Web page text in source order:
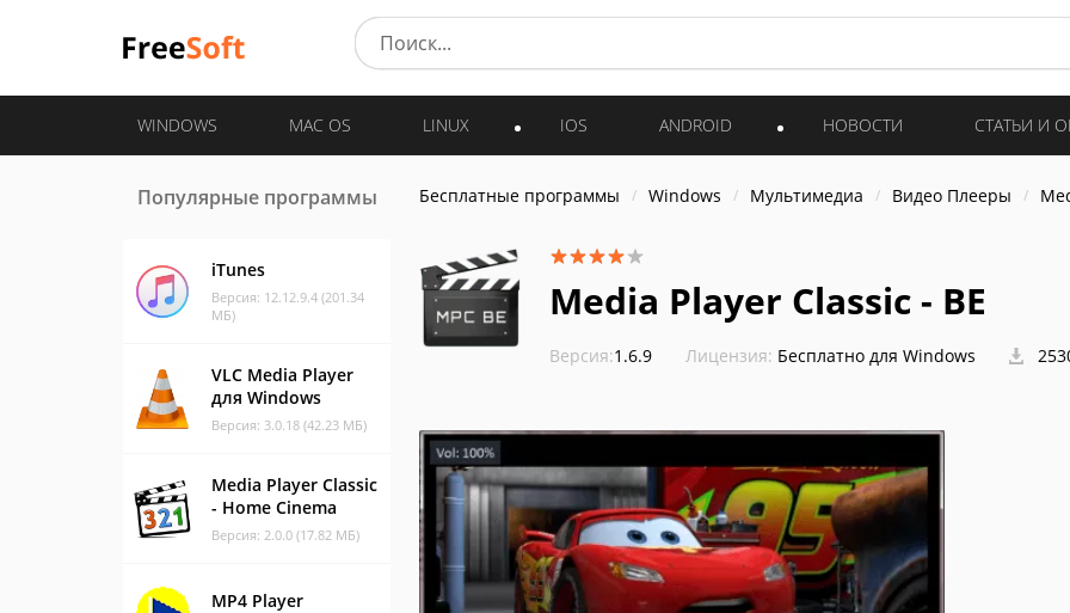
WINDOWS MAC OS LINUX IOS ANDROID НОВОСТИ СТАТЬИ И
Популярные программы
iTunes
Версия: 12.12.9.4 (201.34
МБ)
VLC Media Player
для Windows
Версия: 3.0.18 (42.23 МБ)
Media Player Classic
- Home Cinema
Версия: 2.0.0 (17.82 МБ)
MP4 Player
Бесплатные программы Windows Мультимедиа Видео Плееры
Media Player Classic - BE
Версия:1.6.9 Лицензия: Бесплатно для Windows